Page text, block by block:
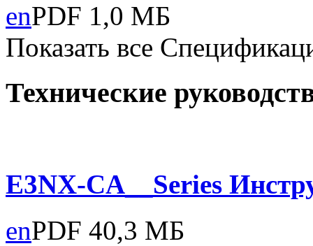
enPDF 1,0 МБ
Показать все
Технические
E3NX-CA__Series
enPDF 40,3 МБ